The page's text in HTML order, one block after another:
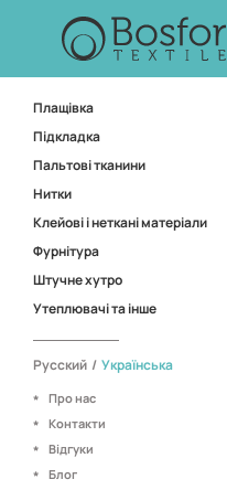
Плащівка
Підкладка
Пальтові тканини
Нитки
Клейові і неткані матеріали
Фурнітура
Штучне хутро
Утеплювачі та інше
Русский / Українська
Про нас
Контакти
Відгуки
Блог